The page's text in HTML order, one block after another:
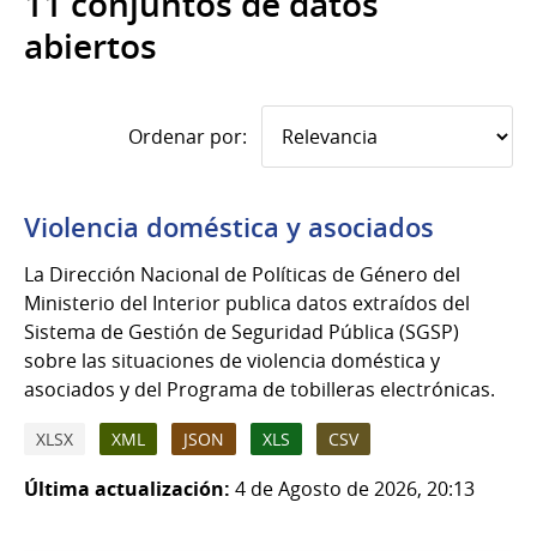
abiertos
Ordenar por:
Violencia doméstica y asociados
La Dirección Nacional de Políticas de Género del
Ministerio del Interior publica datos extraídos del
Sistema de Gestión de Seguridad Pública (SGSP)
sobre las situaciones de violencia doméstica y
asociados y del Programa de tobilleras electrónicas.
XLSX XML JSON XLS CSV
Última actualización: 4 de Agosto de 2026, 20:13